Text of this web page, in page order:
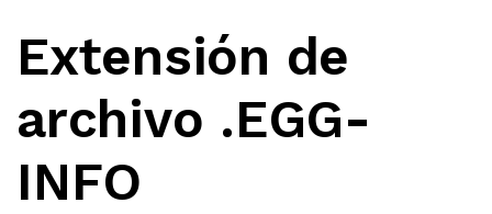
Extensión de
archivo .EGG-
INFO